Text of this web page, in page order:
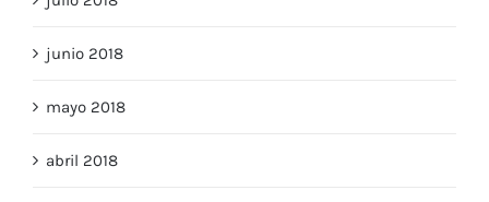
julio 2018
junio 2018
mayo 2018
abril 2018